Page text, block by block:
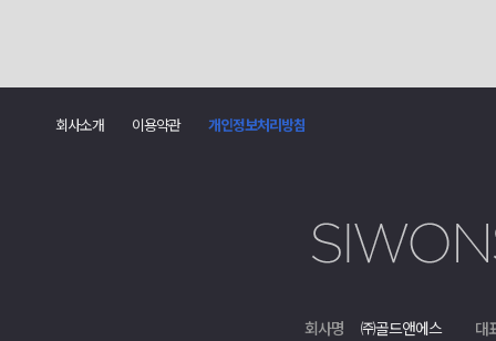
회사소개 이용약관 개인정보처리방침
회사명 ㈜골드앤에스
대